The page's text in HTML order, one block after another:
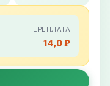
ПЕРЕПЛАТА
14,0 ₽